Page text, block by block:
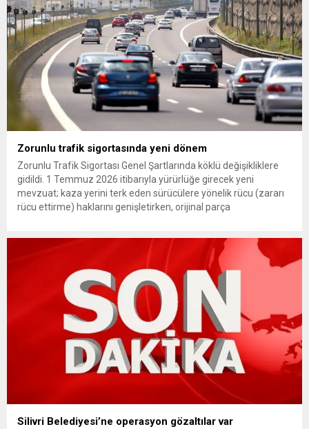
Zorunlu trafik sigortasında yeni dönem
Zorunlu Trafik Sigortası Genel Şartlarında köklü değişikliklere
gidildi. 1 Temmuz 2026 itibarıyla yürürlüğe girecek yeni
mevzuat; kaza yerini terk eden sürücülere yönelik rücu (zararı
rücu ettirme) haklarını genişletirken, orijinal parça
getiriyor. Hazine Müsteşarlığına bağlı ilgili kurumlarca...
Silivri Belediyesi’ne operasyon gözaltılar var